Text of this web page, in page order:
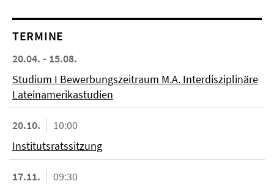
TERMINE
20.04. - 15.08.
Studium I Bewerbungszeitraum M.A. Interdisziplinäre
Lateinamerikastudien
20.10.
10:00
Institutsratssitzung
17.11.
09:30